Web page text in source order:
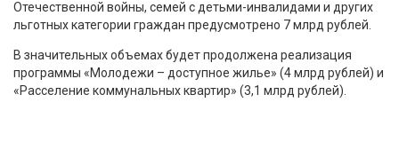
Отечественной войны, семей с детьми-инвалидами и других
льготных категории граждан предусмотрено 7 млрд рублей.
В значительных объемах будет продолжена реализация
программы «Молодежи – доступное жилье» (4 млрд рублей) и
«Расселение коммунальных квартир» (3,1 млрд рублей).